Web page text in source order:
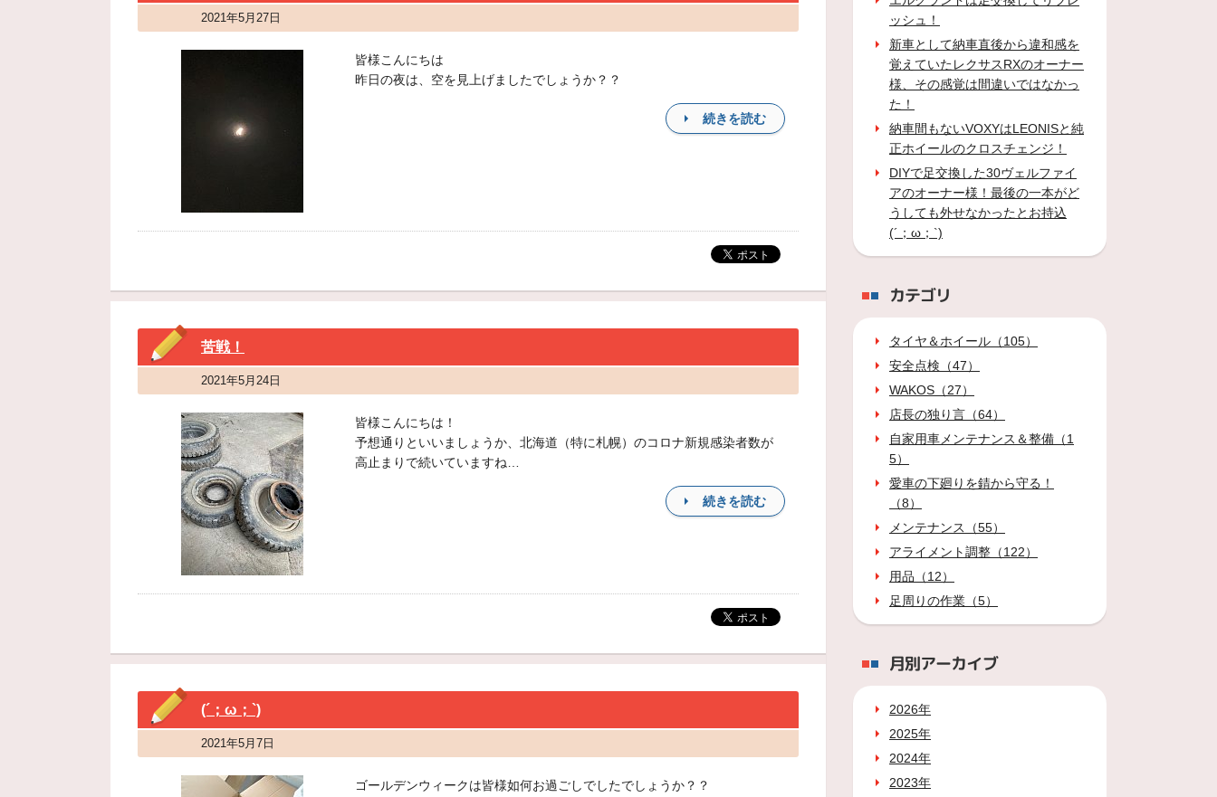
2021年5月27日
皆様こんにちは
昨日の夜は、空を見上げましたでしょうか？？
続きを読む
苦戦！
2021年5月24日
皆様こんにちは！
予想通りといいましょうか、北海道（特に札幌）のコロナ新規感染者数が
高止まりで続いていますね…
続きを読む
(´；ω；`)
2021年5月7日
ゴールデンウィークは皆様如何お過ごしでしたでしょうか？？
ッシュ！
新車として納車直後から違和感を
覚えていたレクサスRXのオーナー
様、その感覚は間違いではなかっ
た！
納車間もないVOXYはLEONISと純
正ホイールのクロスチェンジ！
DIYで足交換した30ヴェルファイ
アのオーナー様！最後の一本がど
うしても外せなかったとお持込
(´；ω；`)
カテゴリ
タイヤ＆ホイール（105）
安全点検（47）
WAKOS（27）
店長の独り言（64）
自家用車メンテナンス＆整備（1
5）
愛車の下廻りを錆から守る！
（8）
メンテナンス（55）
アライメント調整（122）
用品（12）
足周りの作業（5）
月別アーカイブ
2026年
2025年
2024年
2023年